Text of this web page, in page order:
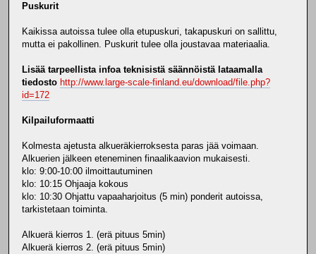
Puskurit
Kaikissa autoissa tulee olla etupuskuri, takapuskuri on sallittu,
mutta ei pakollinen. Puskurit tulee olla joustavaa materiaalia.
Lisää tarpeellista infoa teknisistä säännöistä lataamalla
tiedosto http://www.large-scale-finland.eu/download/file.php?
id=172
Kilpailuformaatti
Kolmesta ajetusta alkueräkierroksesta paras jää voimaan.
Alkuerien jälkeen eteneminen finaalikaavion mukaisesti.
klo: 9:00-10:00 ilmoittautuminen
klo: 10:15 Ohjaaja kokous
klo: 10:30 Ohjattu vapaaharjoitus (5 min) ponderit autoissa,
tarkistetaan toiminta.
Alkuerä kierros 1. (erä pituus 5min)
Alkuerä kierros 2. (erä pituus 5min)